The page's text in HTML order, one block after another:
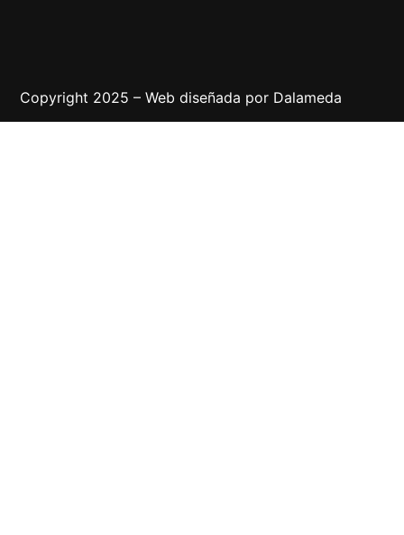
Copyright 2025 – Web diseñada por Dalameda